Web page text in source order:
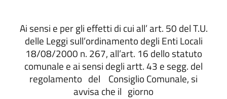
Ai sensi e per gli effetti di cui all’ art. 50 del T.U.
delle Leggi sull’ordinamento degli Enti Locali
18/08/2000 n. 267, all’art. 16 dello statuto
comunale e ai sensi degli artt. 43 e segg. del
regolamento del
Consiglio Comunale, si
avvisa che il giorno